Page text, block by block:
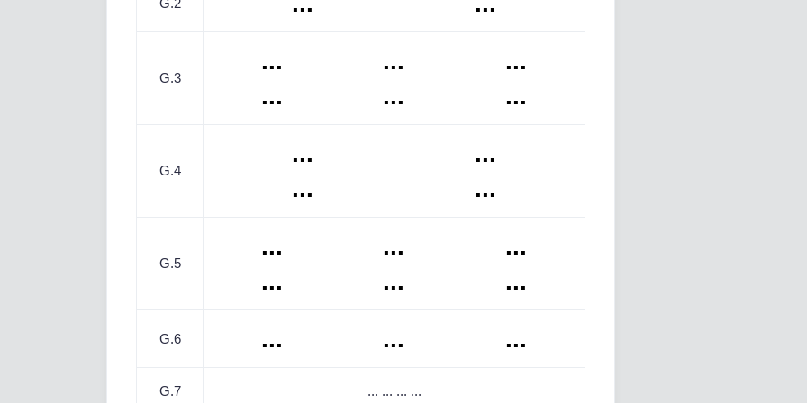
G.2
G.3
... ...
...
...
... ...
G.4
...
...
...
...
G.5
... ...
...
...
... ...
G.6 ... ... ...
G.7 ... ... ... ...